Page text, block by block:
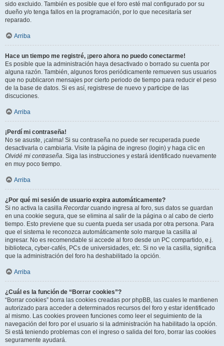
sido excluido. También es posible que el foro esté mal configurado por su
dueño y/o tenga fallos en la programación, por lo que necesitaría ser
reparado.
Arriba
Hace un tiempo me registré, ¡pero ahora no puedo conectarme!
Es posible que la administración haya desactivado o borrado su cuenta por
alguna razón. También, algunos foros periódicamente remueven sus usuarios
que no publicaron mensajes por cierto periodo de tiempo para reducir el peso
de la base de datos. Si es así, registrese de nuevo y participe de las
discuciones.
Arriba
¡Perdí mi contraseña!
No se asuste, ¡calma! Si su contraseña no puede ser recuperada puede
desactivarla o cambiarla. Visite la página de ingreso (login) y haga clic en
Olvidé mi contraseña. Siga las instrucciones y estará identificado nuevamente
en muy poco tiempo.
Arriba
¿Por qué mi sesión de usuario expira automáticamente?
Si no activa la casilla Recordarcuando ingresa al foro, sus datos se guardan
en una cookie segura, que se elimina al salir de la página o al cabo de cierto
tiempo. Esto previene que su cuenta pueda ser usada por otra persona. Para
que el sistema le reconozca automáticamente solo marque la casilla al
ingresar. No es recomendable si accede al foro desde un PC compartido, e.j.
biblioteca, cyber-cafés, PCs de universidades, etc. Si no ve la casilla, significa
que la administración del foro ha deshabilitado la opción.
Arriba
¿Cuál es la función de “Borrar cookies”?
“Borrar cookies” borra las cookies creadas por phpBB, las cuales le mantienen
autorizado para acceder a determinados recursos del foro y estar identificado
al mismo. Las cookies proveen funciones como leer el seguimiento de la
navegación del foro por el usuario si la administración ha habilitado la opción.
Si está teniendo problemas con el ingreso o salida del foro, borrar las cookies
seguramente ayudará.